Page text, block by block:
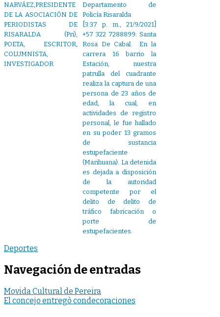
NARVÁEZ,PRESIDENTE
DE LA ASOCIACIÓN DE
PERIODISTAS DE
RISARALDA (Pri),
POETA, ESCRITOR,
COLUMNISTA,
INVESTIGADOR
Departamento de
Policía Risaralda
[3:37 p. m., 21/9/2021]
+57 322 7288899: Santa
Rosa De Cabal. En la
carrera 16 barrio la
Estación, nuestra
patrulla del cuadrante
realiza la captura de una
persona de 23 años de
edad, la cual, en
actividades de registro
personal, le fue hallado
en su poder 13 gramos
de sustancia
estupefaciente
(Marihuana). La detenida
es dejada a disposición
de la autoridad
competente por el
delito de delito de
tráfico fabricación o
porte de
estupefacientes.
Deportes
Navegación de entradas
Movida Cultural de Pereira
El concejo entregò condecoraciones